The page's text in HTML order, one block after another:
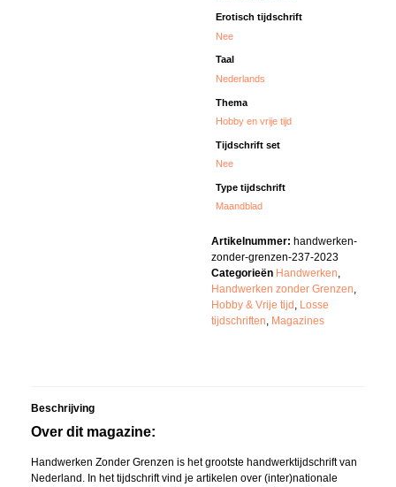
Erotisch tijdschrift
Nee
Taal
Nederlands
Thema
Hobby en vrije tijd
Tijdschrift set
Nee
Type tijdschrift
Maandblad
Artikelnummer: handwerken-
zonder-grenzen-237-2023
Categorieën Handwerken,
Handwerken zonder Grenzen,
Hobby & Vrije tijd , Losse
tijdschriften, Magazines
Beschrijving
Over dit magazine:
Handwerken Zonder Grenzen is het grootste handwerktijdschrift van
Nederland. In het tijdschrift vind je artikelen over (inter)nationale